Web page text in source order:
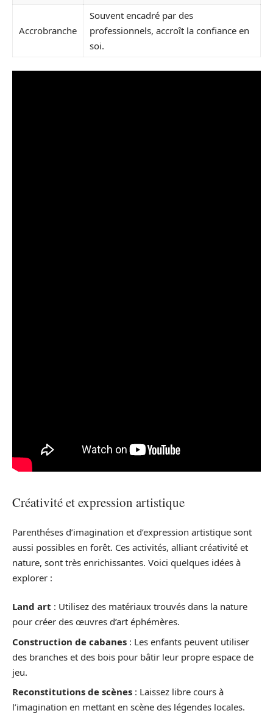
Accrobranche
Souvent encadré par des
professionnels, accroît la confiance en
soi.
Créativité et expression artistique
Parenthéses d’imagination et d’expression artistique sont
aussi possibles en forêt. Ces activités, alliant créativité et
nature, sont très enrichissantes. Voici quelques idées à
explorer :
Land art : Utilisez des matériaux trouvés dans la nature
pour créer des œuvres d’art éphémères.
Construction de cabanes : Les enfants peuvent utiliser
des branches et des bois pour bâtir leur propre espace de
jeu.
Reconstitutions de scènes : Laissez libre cours à
l’imagination en mettant en scène des légendes locales.